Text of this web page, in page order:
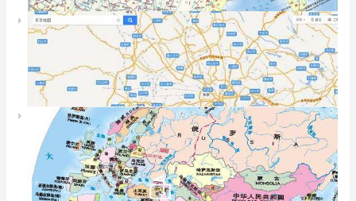
巴基斯坦伊斯兰堡地
文莱地图